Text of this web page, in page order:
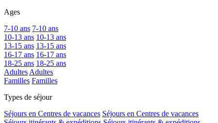
Ages
7-10 ans 7-10 ans
10-13 ans 10-13 ans
13-15 ans 13-15 ans
16-17 ans 16-17 ans
18-25 ans 18-25 ans
Adultes Adultes
Familles Familles
Types de séjour
Séjours en Centres de vacances Séjours en Centres de vacances